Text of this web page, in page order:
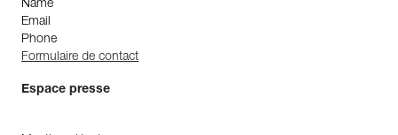
Name
Email
Phone
Formulaire de contact
Espace presse